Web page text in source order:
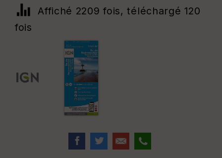
Affiché 2209 fois, téléchargé 120
fois